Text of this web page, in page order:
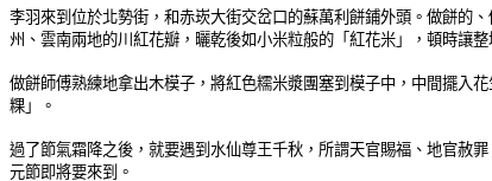
李羽來到位於北勢街，和赤崁大街交岔口的蘇萬利餅鋪外頭。做餅的
州、雲南兩地的川紅花瓣，曬乾後如小米粒般的「紅花米」，頓時讓
做餅師傅熟練地拿出木模子，將紅色糯米漿團塞到模子中，中間擺入
粿」。
過了節氣霜降之後，就要遇到水仙尊王千秋，所謂天官賜福、地官赦
元節即將要來到。